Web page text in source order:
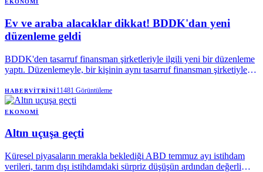
EKONOMI
Ev ve araba alacaklar dikkat! BDDK'dan yeni
düzenleme geldi
BDDK'den tasarruf finansman şirketleriyle ilgili yeni bir düzenleme
yaptı. Düzenlemeyle, bir kişinin aynı tasarruf finansman şirketiyle
finansmanı olmak üzere ikiyle sınırlandırılırken, azami sözleşme
tutarı taşıt finansmanında 6 milyon 250 bin liraya, konut veya çatılı
iş yeri finansmanında 62 milyon 500 bin liraya yükseltildi.
HABERVITRINI11481 Görüntüleme
EKONOMI
Altın uçuşa geçti
Küresel piyasaların merakla beklediği ABD temmuz ayı istihdam
verileri, tarım dışı istihdamdaki sürpriz düşüşün ardından değerli